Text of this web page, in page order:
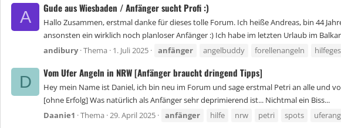
A
Gude aus Wiesbaden / Anfänger sucht Profi :)
Hallo Zusammen, erstmal danke für dieses tolle Forum. Ich heiße Andreas, bin 44
ansonsten ein wirklich noch planloser Anfänger :) Ich habe im letzten Urlaub im
andibury Thema 1. Juli 2025 anfänger angelbuddy forellenangeln
D
Vom Ufer Angeln in NRW [Anfänger braucht dringend Tipps]
Hey mein Name ist Daniel, ich bin neu im Forum und sage erstmal Petri an alle und
[ohne Erfolg] Was natürlich als Anfänger sehr deprimierend ist... Nichtmal ein Biss...
Daanie1 Thema 29. April 2025 anfänger hilfe nrw petri spots